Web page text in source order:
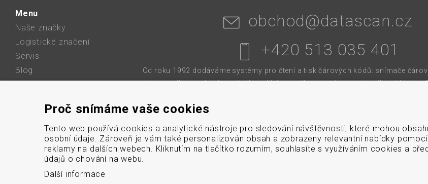
Menu
Naše značky
Logistické značení
Servis
Blog
Mapa stránek
Cookies
obchod@datascan.cz
+420 513 035 401
Od roku 1992 dodáváme systémy pro čtení a tisk čárových kódů: snímače
karet a etiket, mobilní terminály, aplikátory etiket, systémy strojového vidění,
bezdrátové čtečky čárových kódů, tiskárny samolepicích štítků a
© 2026 DATASCAN, s.r.o.
Proč snímáme vaše cookies
Tento web používá cookies a analytické nástroje pro sledování návštěvnosti, které mohou
osobní údaje. Zároveň je vám také personalizován obsah a zobrazeny relevantní nabídky
reklamy na dalších webech. Kliknutím na tlačítko rozumím, souhlasíte s využíváním cookies a
údajů o chování na webu.
Další informace